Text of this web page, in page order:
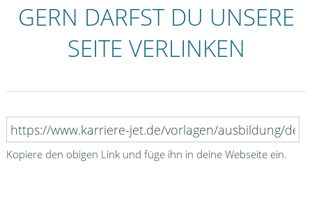
GERN DARFST DU UNSERE
SEITE VERLINKEN
Kopiere den obigen Link und füge ihn in deine Webseite ein.